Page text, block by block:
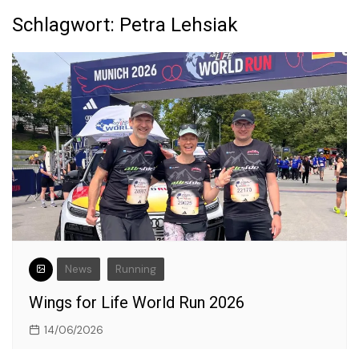
Schlagwort: Petra Lehsiak
News Running
Wings for Life World Run 2026
14/06/2026